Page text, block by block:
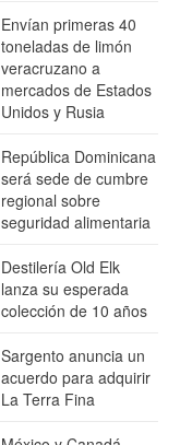
Envían primeras 40
toneladas de limón
veracruzano a
mercados de Estados
Unidos y Rusia
República Dominicana
será sede de cumbre
regional sobre
seguridad alimentaria
Destilería Old Elk
lanza su esperada
colección de 10 años
Sargento anuncia un
acuerdo para adquirir
La Terra Fina